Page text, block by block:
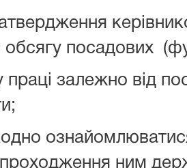
обсягу посадових
залежно від
ним